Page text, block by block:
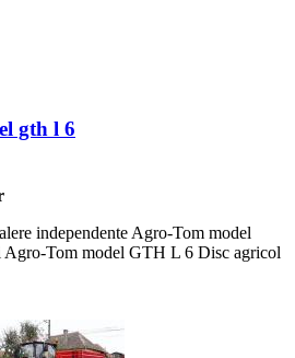
gth l 6
independente Agro-Tom model
Tom model GTH L 6 Disc agricol